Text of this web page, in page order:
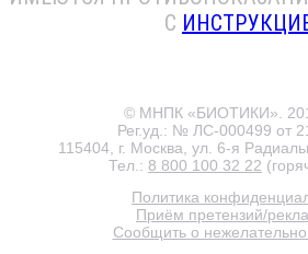
С
© МНПК «БИОТИКИ».
Рег.уд.: № ЛС-000499 от
115404, г. Москва, ул. 6-я
Тел.: 8 800 100 32 22
Политика
Приём претензий/
Сообщить о